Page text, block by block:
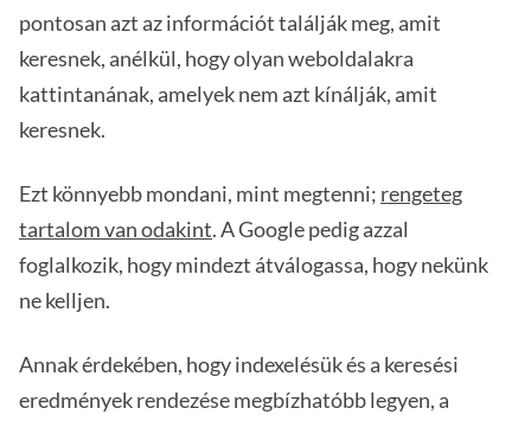
pontosan azt az információt találják meg, amit
keresnek, anélkül, hogy olyan weboldalakra
kattintanának, amelyek nem azt kínálják, amit
keresnek.
Ezt könnyebb mondani, mint megtenni; rengeteg
tartalom van odakint. A Google pedig azzal
foglalkozik, hogy mindezt átválogassa, hogy nekünk
ne kelljen.
Annak érdekében, hogy indexelésük és a keresési
eredmények rendezése megbízhatóbb legyen, a